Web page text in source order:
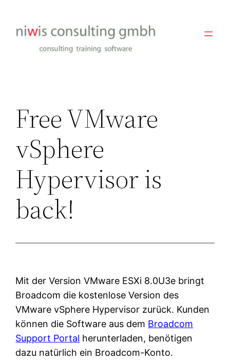
Inhalt
springen
Free VMware
vSphere
Hypervisor is
back!
Mit der Version VMware ESXi 8.0U3e bringt
Broadcom die kostenlose Version des
VMware vSphere Hypervisor zurück. Kunden
können die Software aus dem Broadcom
Support Portal herunterladen, benötigen
dazu natürlich ein Broadcom-Konto.